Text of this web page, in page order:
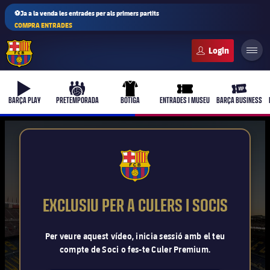
⚽Ja a la venda les entrades per als primers partits
COMPRA ENTRADES
b-play
BARÇA PLAY
culers-ball
PRETEMPORADA
uniform
BOTIGA
ticket-full
ENTRADES I MUSEU
ticket-
BARÇA BUSINESS
Actualitat
Barça Atlètic
plusicon
FCB Barcelona badge
EXCLUSIU PER A CULERS I SOCIS
Per veure aquest vídeo, inicia sessió amb el teu
compte de Soci o fes-te Culer Premium.